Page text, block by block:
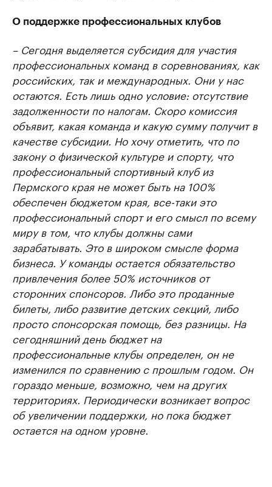
О поддержке профессиональных клубов
– Сегодня выделяется субсидия для участия
профессиональных команд в соревнованиях, как
российских, так и международных. Они у нас
остаются. Есть лишь одно условие: отсутствие
задолженности по налогам. Скоро комиссия
объявит, какая команда и какую сумму получит в
качестве субсидии. Но хочу отметить, что по
закону о физической культуре и спорту, что
профессиональный спортивный клуб из
Пермского края не может быть на 100%
обеспечен бюджетом края, все-таки это
профессиональный спорт и его смысл по всему
миру в том, что клубы должны сами
зарабатывать. Это в широком смысле форма
бизнеса. У команды остается обязательство
привлечения более 50% источников от
сторонних спонсоров. Либо это проданные
билеты, либо развитие детских секций, либо
просто спонсорская помощь, без разницы. На
сегодняшний день бюджет на
профессиональные клубы определен, он не
изменился по сравнению с прошлым годом. Он
гораздо меньше, возможно, чем на других
территориях. Периодически возникает вопрос
об увеличении поддержки, но пока бюджет
остается на одном уровне.